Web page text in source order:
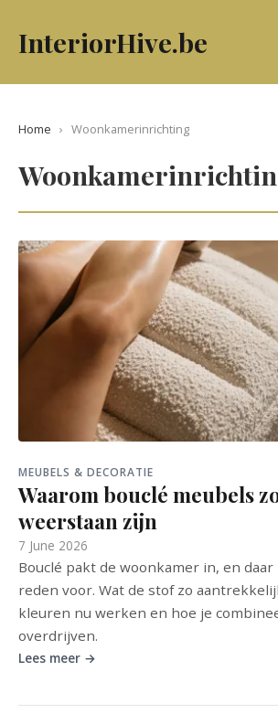
InteriorHive.be
Home › Woonkamerinrichting
MEUBELS & DECORATIE
Waarom bouclé meubels
weerstaan zijn
7 June 2026
Bouclé pakt de woonkamer in, en daar
reden voor. Wat de stof zo
kleuren nu werken en hoe je
overdrijven.
Lees meer →